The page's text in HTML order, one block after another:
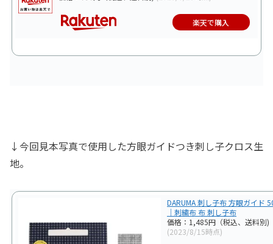
楽天で購入
↓今回見本写真で使用した方眼ガイドつき刺し子クロス生
地。
DARUMA 刺し子布 方眼ガイド
｜刺繍布 布 刺し子布
価格：1,485円（税込、送料別)
(2023/8/15時点)